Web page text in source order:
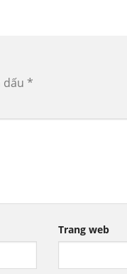
dấu *
Trang web